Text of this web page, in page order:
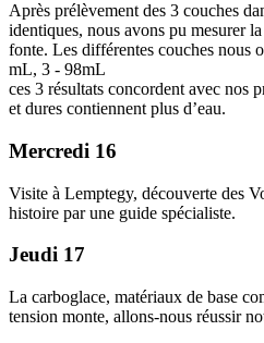
Après prélèvement des 3 couches
identiques, nous avons pu mesurer
fonte. Les différentes couches nous
mL, 3 - 98mL
ces 3 résultats concordent avec nos
et dures contiennent plus d’eau.
Mercredi 16
Visite à Lemptegy, découverte des
histoire par une guide spécialiste.
Jeudi 17
La carboglace, matériaux de base
tension monte, allons-nous réussir